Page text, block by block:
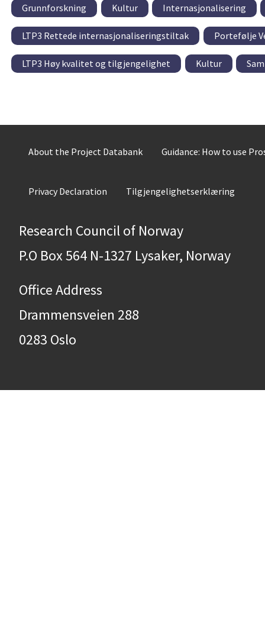
Grunnforskning Kultur Internasjonalisering
LTP3 Rettede internasjonaliseringstiltak Portefølje
LTP3 Høy kvalitet og tilgjengelighet Kultur
About the Project Databank Guidance: How to use
Privacy Declaration Tilgjengelighetserklæring
Research Council of Norway
P.O Box 564 N-1327 Lysaker, Norway
Office Address
Drammensveien 288
0283 Oslo